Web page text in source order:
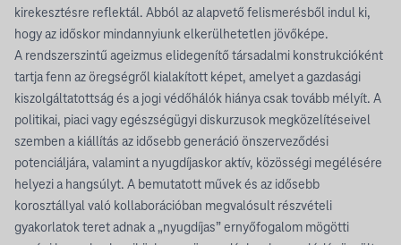
kirekesztésre reflektál. Abból az alapvető felismerésből indul ki,
hogy az időskor mindannyiunk elkerülhetetlen jövőképe.
A rendszerszintű ageizmus elidegenítő társadalmi konstrukcióként
tartja fenn az öregségről kialakított képet, amelyet a gazdasági
kiszolgáltatottság és a jogi védőhálók hiánya csak tovább mélyít. A
politikai, piaci vagy egészségügyi diskurzusok megközelítéseivel
szemben a kiállítás az idősebb generáció önszerveződési
potenciáljára, valamint a nyugdíjaskor aktív, közösségi megélésére
helyezi a hangsúlyt. A bemutatott művek és az idősebb
korosztállyal való kollaborációban megvalósult részvételi
gyakorlatok teret adnak a „nyugdíjas” ernyőfogalom mögötti